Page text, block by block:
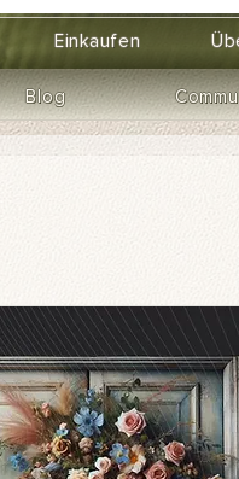
Einkaufen
Blog